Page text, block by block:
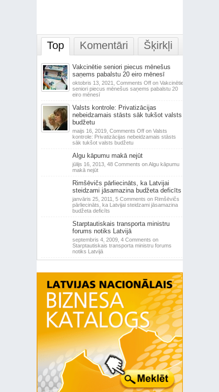
Top Komentāri Šķirkļi
Vakcinētie seniori piecus mēnešus
saņems pabalstu 20 eiro mēnesī
oktobris 13, 2021, Comments Offon Vakcinētie
seniori piecus mēnešus saņems pabalstu 20
eiro mēnesī
Valsts kontrole: Privatizācijas
nebeidzamais stāsts sāk tukšot valsts
budžetu
maijs 16, 2019, Comments Offon Valsts
kontrole: Privatizācijas nebeidzamais stāsts
sāk tukšot valsts budžetu
Algu kāpumu makā nejūt
jūlijs 16, 2013, 48 Comments on Algu kāpumu
makā nejūt
Rimšēvičs pārliecināts, ka Latvijai
steidzami jāsamazina budžeta deficīts
janvāris 25, 2011, 5 Comments on Rimšēvičs
pārliecināts, ka Latvijai steidzami jāsamazina
budžeta deficīts
Starptautiskais transporta ministru
forums notiks Latvijā
septembris 4, 2009, 4 Comments on
Starptautiskais transporta ministru forums
notiks Latvijā